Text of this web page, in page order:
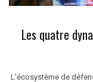
Les quatre
L'écosystème de